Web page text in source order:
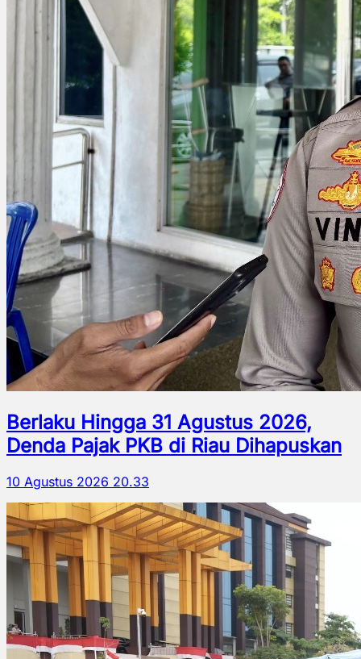
Berlaku Hingga 31 Agustus 2026,
Denda Pajak PKB di Riau Dihapuskan
10 Agustus 2026 20.33